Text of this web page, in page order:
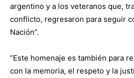
argentino y a los veteranos que,
conflicto, regresaron para seguir
Nación”.
“Este homenaje es también para
con la memoria, el respeto y la